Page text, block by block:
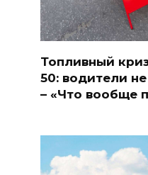
Топливный
50: водители
– «Что вообще